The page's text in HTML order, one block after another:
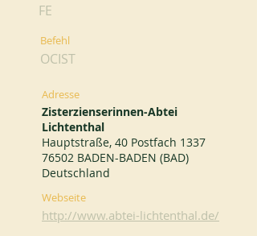
FE
Befehl
OCIST
Adresse
Zisterzienserinnen-Abtei
Lichtenthal
Hauptstraße, 40 Postfach 1337
76502 BADEN-BADEN (BAD)
Deutschland
Webseite
http://www.abtei-lichtenthal.de/